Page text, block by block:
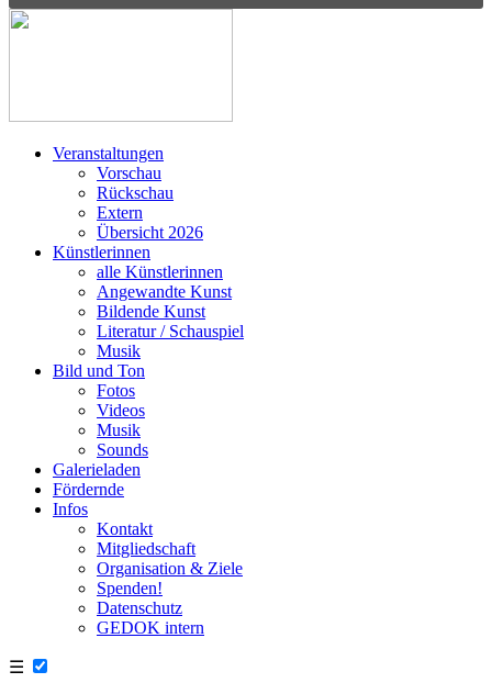
Veranstaltungen
Vorschau
Rückschau
Extern
Übersicht 2026
Künstlerinnen
alle Künstlerinnen
Angewandte Kunst
Bildende Kunst
Literatur / Schauspiel
Musik
Bild und Ton
Fotos
Videos
Musik
Sounds
Galerieladen
Fördernde
Infos
Kontakt
Mitgliedschaft
Organisation & Ziele
Spenden!
Datenschutz
GEDOK intern
☰